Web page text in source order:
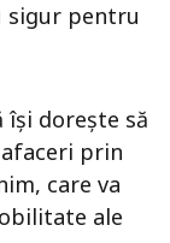
sigur pentru
își dorește să
prin
care va
ale